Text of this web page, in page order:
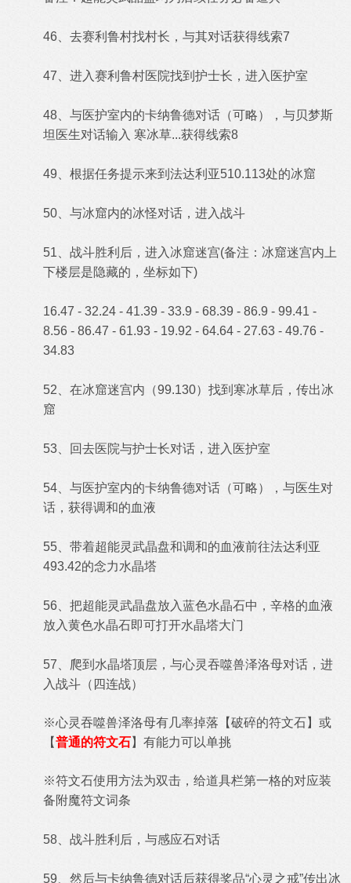
46、去赛利鲁村找村长，与其对话获得线索7
47、进入赛利鲁村医院找到护士长，进入医护室
48、与医护室内的卡纳鲁德对话（可略），与贝梦斯
坦医生对话输入 寒冰草...获得线索8
49、根据任务提示来到法达利亚510.113处的冰窟
50、与冰窟内的冰怪对话，进入战斗
51、战斗胜利后，进入冰窟迷宫(备注：冰窟迷宫内上
下楼层是隐藏的，坐标如下)
16.47 - 32.24 - 41.39 - 33.9 - 68.39 - 86.9 - 99.41 -
8.56 - 86.47 - 61.93 - 19.92 - 64.64 - 27.63 - 49.76 -
34.83
52、在冰窟迷宫内（99.130）找到寒冰草后，传出冰
窟
53、回去医院与护士长对话，进入医护室
54、与医护室内的卡纳鲁德对话（可略），与医生对
话，获得调和的血液
55、带着超能灵武晶盘和调和的血液前往法达利亚
493.42的念力水晶塔
56、把超能灵武晶盘放入蓝色水晶石中，辛格的血液
放入黄色水晶石即可打开水晶塔大门
57、爬到水晶塔顶层，与心灵吞噬兽泽洛母对话，进
入战斗（四连战）
※心灵吞噬兽泽洛母有几率掉落【破碎的符文石】或
【普通的符文石】有能力可以单挑
※符文石使用方法为双击，给道具栏第一格的对应装
备附魔符文词条
58、战斗胜利后，与感应石对话
59、然后与卡纳鲁德对话后获得奖品“心灵之戒”传出冰